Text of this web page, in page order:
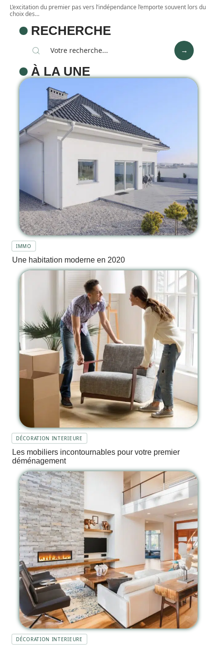
L’excitation du premier pas vers l’indépendance l’emporte souvent lors du
choix des…
RECHERCHE
À LA UNE
IMMO
Une habitation moderne en 2020
DÉCORATION INTERIEURE
Les mobiliers incontournables pour votre premier
déménagement
DÉCORATION INTERIEURE